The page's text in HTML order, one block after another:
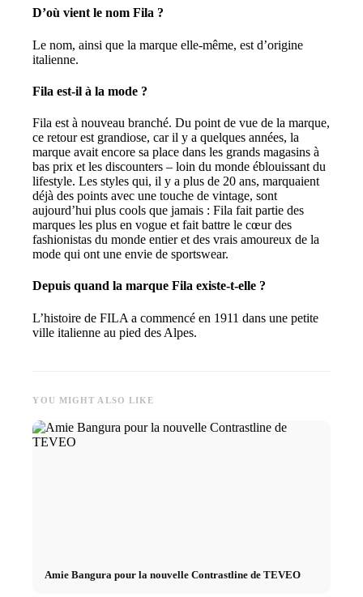
D’où vient le nom Fila ?
Le nom, ainsi que la marque elle-même, est d’origine
italienne.
Fila est-il à la mode ?
Fila est à nouveau branché. Du point de vue de la marque,
ce retour est grandiose, car il y a quelques années, la
marque avait encore sa place dans les grands magasins à
bas prix et les discounters – loin du monde éblouissant du
lifestyle. Les styles qui, il y a plus de 20 ans, marquaient
déjà des points avec une touche de vintage, sont
aujourd’hui plus cools que jamais : Fila fait partie des
marques les plus en vogue et fait battre le cœur des
fashionistas du monde entier et des vrais amoureux de la
mode qui ont une envie de sportswear.
Depuis quand la marque Fila existe-t-elle ?
L’histoire de FILA a commencé en 1911 dans une petite
ville italienne au pied des Alpes.
YOU MIGHT ALSO LIKE
Amie Bangura pour la nouvelle Contrastline de TEVEO